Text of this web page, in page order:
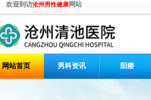
欢迎到访沧州男性健康网站
网站首页 男科资讯 阳痿